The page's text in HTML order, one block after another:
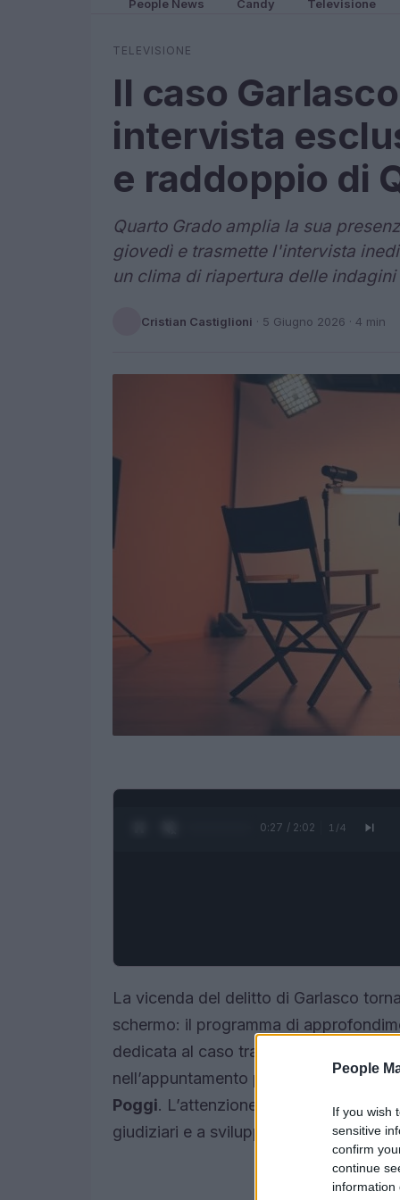
People
If you wish
sensitive
confirm
continue
information
People News Candy Televisione
TELEVISIONE
Il caso
intervista
e raddoppio di
Quarto Grado amplia la sua
giovedì e trasmette l'intervista
un clima di riapertura delle
Cristian Castiglioni · 5 Giugno 2026 · 4 min
0:28 / 2:02 1 /4
La vicenda del delitto di Garlasco
schermo: il programma di
dedicata al caso trasmettendo una
nell’appuntamento principale
Poggi. L’attenzione mediatica si è
giudiziari e a sviluppi processuali che